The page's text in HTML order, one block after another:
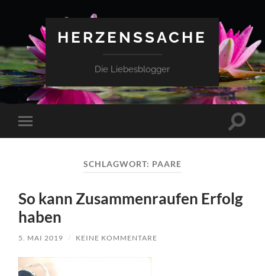
HERZENSSACHE
Die Liebesblogger
Mobile-
Menü
SCHLAGWORT: PAARE
So kann Zusammenraufen Erfolg
haben
5. MAI 2019 / KEINE KOMMENTARE